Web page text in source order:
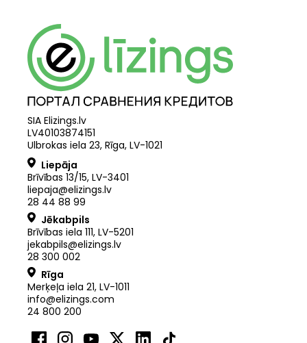
SIA Elizings.lv
LV40103874151
Ulbrokas iela 23, Rīga, LV-1021
Liepāja
Brīvības 13/15, LV-3401
liepaja@elizings.lv
28 44 88 99
Jēkabpils
Brīvības iela 111, LV-5201
jekabpils@elizings.lv
28 300 002
Rīga
Merķeļa iela 21, LV-1011
info@elizings.com
24 800 200